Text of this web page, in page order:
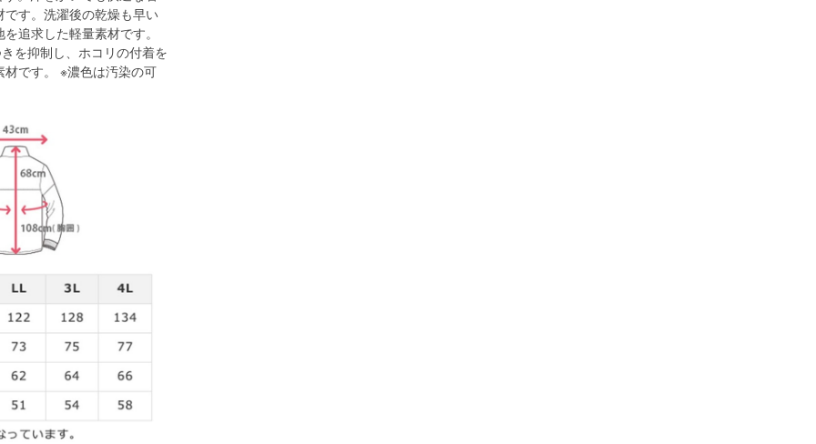
す。洗濯後の乾燥も早い
追求した軽量素材です。
を抑制し、ホコリの付着を
です。 ※濃色は汚染の可